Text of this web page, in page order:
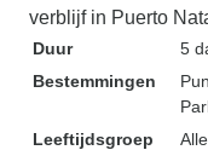
verblijf in Puerto
Duur
5
Bestemmingen
Leeftijdsgroep